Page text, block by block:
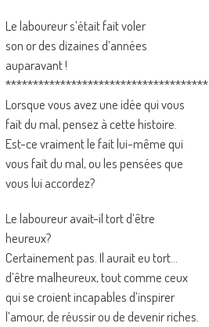
Le laboureur s’était fait voler
son or des dizaines d’années
auparavant !
*************************************
Lorsque vous avez une idée qui vous
fait du mal, pensez à cette histoire.
Est-ce vraiment le fait lui-même qui
vous fait du mal, ou les pensées que
vous lui accordez?
Le laboureur avait-il tort d’être
heureux?
Certainement pas. Il aurait eu tort…
d’être malheureux, tout comme ceux
qui se croient incapables d’inspirer
l’amour, de réussir ou de devenir riches.